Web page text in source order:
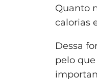
Quanto
calorias
Dessa
pelo